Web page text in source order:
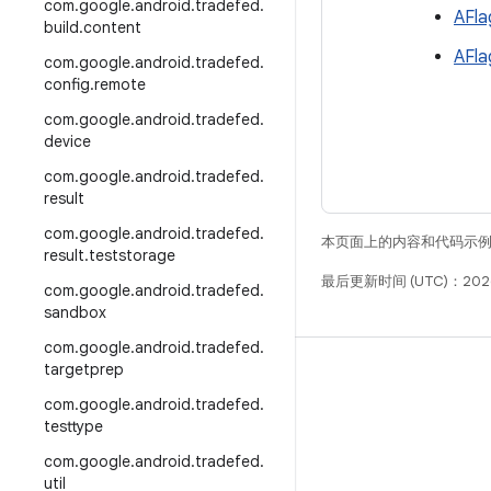
com.google.android.tradefed.
build.content
com.google.android.tradefed.
config.remote
com.google.android.tradefed.
device
com.google.android.tradefed.
result
com.google.android.tradefed.
result.teststorage
com.google.android.tradefed.
sandbox
com.google.android.tradefed.
targetprep
com.google.android.tradefed.
testtype
com.google.android.tradefed.
util
本页面上的内容和代码示
最后更新时间 (UTC)：
构建
Android 代码库
下载